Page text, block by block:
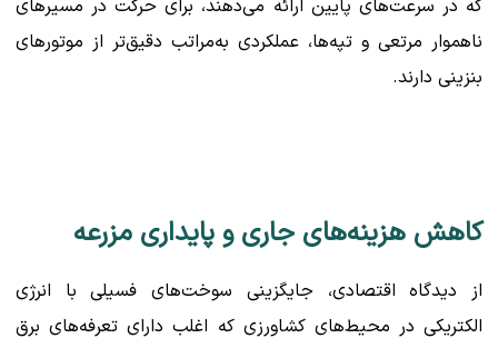
که در سرعت‌های پایین ارائه می‌دهند، برای حرکت در مسیرهای
ناهموار مرتعی و تپه‌ها، عملکردی به‌مراتب دقیق‌تر از موتورهای
بنزینی دارند.
کاهش هزینه‌های جاری و پایداری مزرعه
از دیدگاه اقتصادی، جایگزینی سوخت‌های فسیلی با انرژی
الکتریکی در محیط‌های کشاورزی که اغلب دارای تعرفه‌های برق